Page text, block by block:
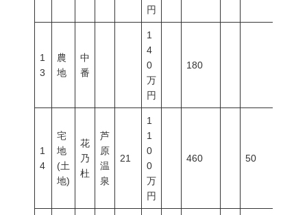
円
1
3
農
地
中
番
1
4
0
万
円
180
1
4
宅
地
(土
地)
花
乃
杜
芦
原
温
泉
21
1
1
0
0
万
円
460 50